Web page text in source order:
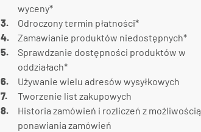
wyceny*
Odroczony termin płatności*
Zamawianie produktów niedostępnych*
Sprawdzanie dostępności produktów w
oddziałach*
Używanie wielu adresów wysyłkowych
Tworzenie list zakupowych
Historia zamówień i rozliczeń z możliwością
ponawiania zamówień